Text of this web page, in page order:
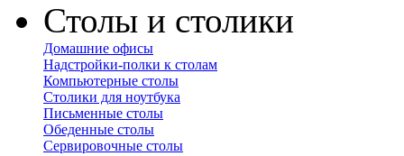
Столы и столики
Домашние офисы
Надстройки-полки к столам
Компьютерные столы
Столики для ноутбука
Письменные столы
Обеденные столы
Сервировочные столы